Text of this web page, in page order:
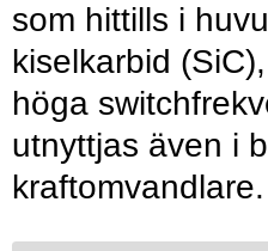
som hittills i
kiselkarbid
höga
utnyttjas även i
kraftomvandlare.